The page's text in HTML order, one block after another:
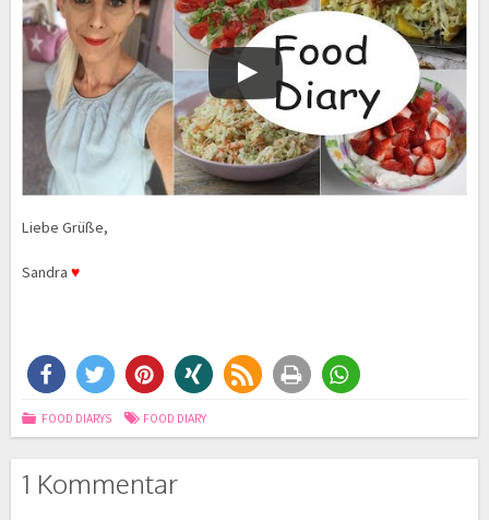
Liebe Grüße,
Sandra ♥
FOOD DIARYS FOOD DIARY
1 Kommentar